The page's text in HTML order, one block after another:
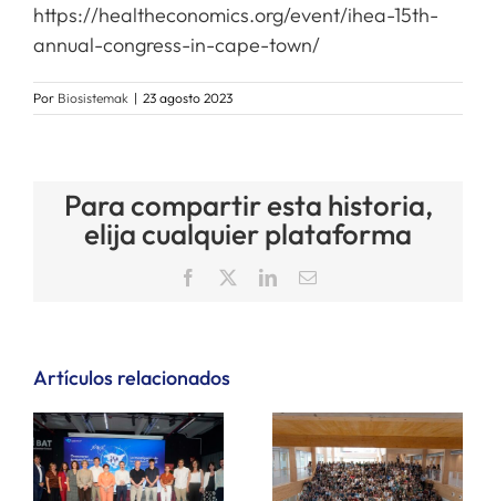
https://healtheconomics.org/event/ihea-15th-
annual-congress-in-cape-town/
Por Biosistemak | 23 agosto 2023
Para compartir esta historia,
elija cualquier plataforma
Facebook LinkedInCorreo
Artículos relacionados